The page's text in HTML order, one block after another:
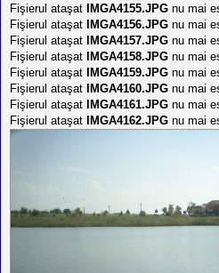
Fişierul ataşat IMGA4155.JPG nu mai
Fişierul ataşat IMGA4156.JPG nu mai
Fişierul ataşat IMGA4157.JPG nu mai
Fişierul ataşat IMGA4158.JPG nu mai
Fişierul ataşat IMGA4159.JPG nu mai
Fişierul ataşat IMGA4160.JPG nu mai
Fişierul ataşat IMGA4161.JPG nu mai
Fişierul ataşat IMGA4162.JPG nu mai